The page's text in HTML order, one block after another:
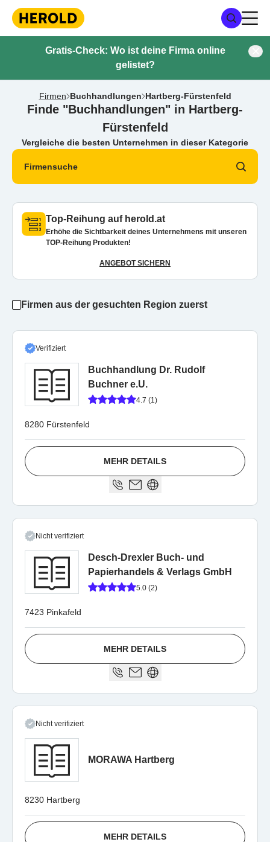
Gratis-Check: Wo ist deine Firma online
gelistet?
Firmen Buchhandlungen Hartberg-Fürstenfeld
Finde "Buchhandlungen" in Hartberg-
Fürstenfeld
Vergleiche die besten Unternehmen in dieser Kategorie
Firmensuche
Top-Reihung auf herold.at
Erhöhe die Sichtbarkeit deines Unternehmens mit unseren
TOP-Reihung Produkten!
ANGEBOT SICHERN
Firmen aus der gesuchten Region zuerst
Verifiziert
Buchhandlung Dr. Rudolf
Buchner e.U.
4.7 (1)
8280 Fürstenfeld
MEHR DETAILS
Nicht verifiziert
Desch-Drexler Buch- und
Papierhandels & Verlags GmbH
5.0 (2)
7423 Pinkafeld
MEHR DETAILS
Nicht verifiziert
MORAWA Hartberg
8230 Hartberg
MEHR DETAILS